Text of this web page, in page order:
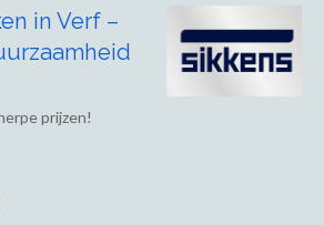
in Verf –
prijzen!